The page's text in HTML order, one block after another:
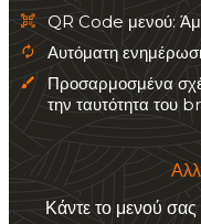
qr_code_scanner QR Code μενού:
autorenew Αυτόματη
brush Προσαρμοσμένα
την ταυτότητα του
Κάντε το μενού σας